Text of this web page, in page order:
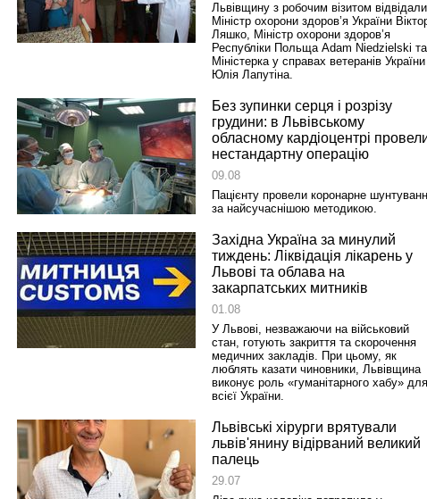
Львівщину з робочим візитом
Міністр охорони здоров’я України
Ляшко, Міністр охорони здоров’я
Республіки Польща Adam Niedzielski та
Міністерка у справах ветеранів України
Юлія Лапутіна.
Без зупинки серця і розрізу
грудини: в Львівському
обласному кардіоцентрі
нестандартну операцію
09.08
Пацієнту провели коронарне
за найсучаснішою методикою.
Західна Україна за минулий
тиждень: Ліквідація лікарень у
Львові та облава на
закарпатських митників
01.08
У Львові, незважаючи на військовий
стан, готують закриття та скорочення
медичних закладів. При цьому, як
люблять казати чиновники, Львівщина
виконує роль «гуманітарного хабу» для
всієї України.
Львівські хірурги врятували
львів'янину відірваний великий
палець
29.07